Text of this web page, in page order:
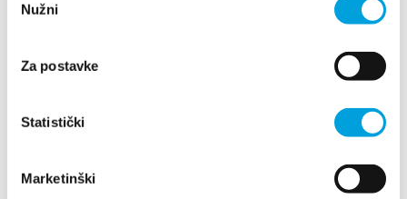
pristanka
Nužni
Za postavke
Statistički
Marketinški
21216 Kaštel Stari, Hrvatska
Directions
Info